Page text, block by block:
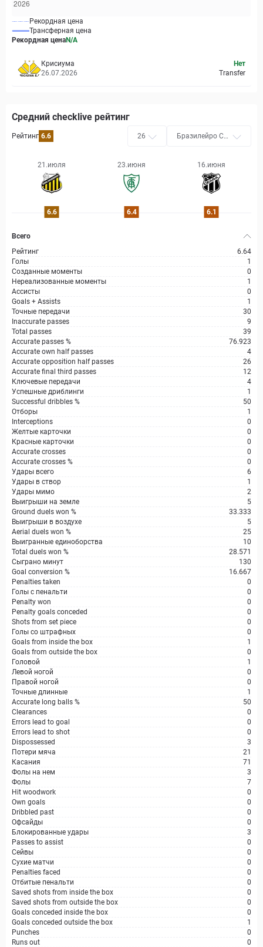
Рекордная цена
Трансферная цена
Рекордная ценаN/A
Крисиума
26.07.2026
Нет
Transfer
Средний checklive рейтинг
Рейтинг 6.6 26
Бразилейро Се
21.июля 23.июня 16.июня
6.6 6.4 6.1
Всего
Рейтинг
6.64
Голы
1
Созданные моменты
0
Нереализованные моменты
1
Ассисты
0
Goals + Assists
1
Точные передачи
30
Inaccurate passes
9
Total passes
39
Accurate passes %
76.923
Accurate own half passes
4
Accurate opposition half passes
26
Accurate final third passes
12
Ключевые передачи
4
Успешные дриблинги
1
Successful dribbles %
50
Отборы
1
Interceptions
0
Желтые карточки
0
Красные карточки
0
Accurate crosses
0
Accurate crosses %
0
Удары всего
6
Удары в створ
1
Удары мимо
2
Выигрыши на земле
5
Ground duels won %
33.333
Выигрыши в воздухе
5
Aerial duels won %
25
Выигранные единоборства
10
Total duels won %
28.571
Сыграно минут
130
Goal conversion %
16.667
Penalties taken
0
Голы с пенальти
0
Penalty won
0
Penalty goals conceded
0
Shots from set piece
0
Голы со штрафных
0
Goals from inside the box
1
Goals from outside the box
0
Головой
1
Левой ногой
0
Правой ногой
0
Точные длинные
1
Accurate long balls %
50
Clearances
0
Errors lead to goal
0
Errors lead to shot
0
Dispossessed
3
Потери мяча
21
Касания
71
Фолы на нем
3
Фолы
7
Hit woodwork
0
Own goals
0
Dribbled past
0
Офсайды
0
Блокированные удары
3
Passes to assist
0
Сейвы
0
Сухие матчи
0
Penalties faced
0
Отбитые пенальти
0
Saved shots from inside the box
0
Saved shots from outside the box
0
Goals conceded inside the box
0
Goals conceded outside the box
1
Punches
0
Runs out
0